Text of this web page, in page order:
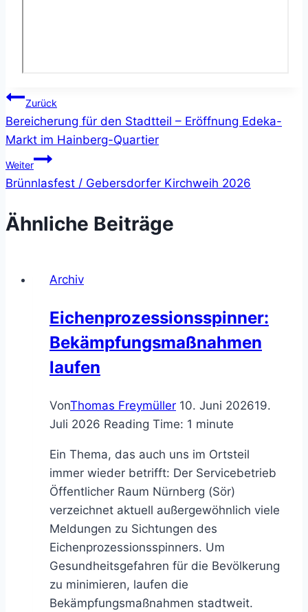
Beitragsnavigation
Zurück
Bereicherung für den Stadtteil – Eröffnung Edeka-
Markt im Hainberg-Quartier
Weiter
Brünnlasfest / Gebersdorfer Kirchweih 2026
Ähnliche Beiträge
Archiv
Eichenprozessionsspinner:
Bekämpfungsmaßnahmen
laufen
VonThomas Freymüller 10. Juni 202619.
Juli 2026 Reading Time: 1 minute
Ein Thema, das auch uns im Ortsteil
immer wieder betrifft: Der Servicebetrieb
Öffentlicher Raum Nürnberg (Sör)
verzeichnet aktuell außergewöhnlich viele
Meldungen zu Sichtungen des
Eichenprozessionsspinners. Um
Gesundheitsgefahren für die Bevölkerung
zu minimieren, laufen die
Bekämpfungsmaßnahmen stadtweit.